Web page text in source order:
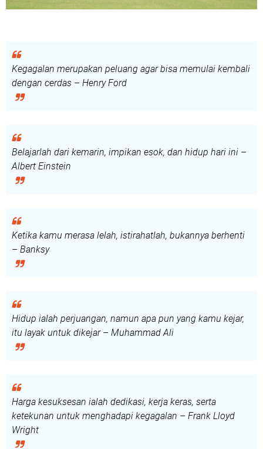
Kegagalan merupakan peluang agar bisa memulai kembali
dengan cerdas – Henry Ford
Belajarlah dari kemarin, impikan esok, dan hidup hari ini –
Albert Einstein
Ketika kamu merasa lelah, istirahatlah, bukannya berhenti
– Banksy
Hidup ialah perjuangan, namun apa pun yang kamu kejar,
itu layak untuk dikejar – Muhammad Ali
Harga kesuksesan ialah dedikasi, kerja keras, serta
ketekunan untuk menghadapi kegagalan – Frank Lloyd
Wright